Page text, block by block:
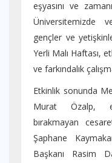
eşyasını ve
Üniversitemizde
gençler ve
Yerli Malı Haftası,
ve farkındalık
Etkinlik sonunda
Murat Özalp,
bırakmayan
Şaphane
Başkanı Rasim